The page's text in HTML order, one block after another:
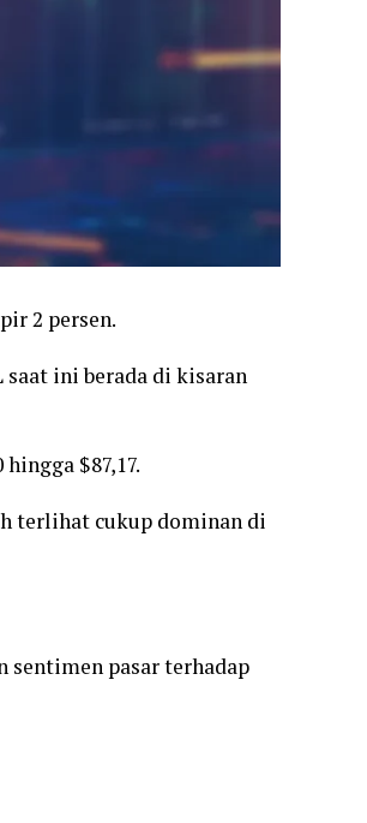
2 persen.
saat ini berada di kisaran
$87,17.
terlihat cukup dominan di
sentimen pasar terhadap